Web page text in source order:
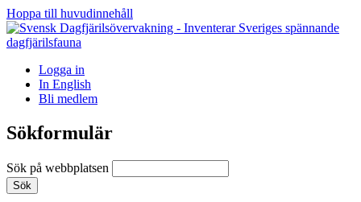
Hoppa till huvudinnehåll
Logga in
In English
Bli medlem
Sökformulär
Sök på webbplatsen